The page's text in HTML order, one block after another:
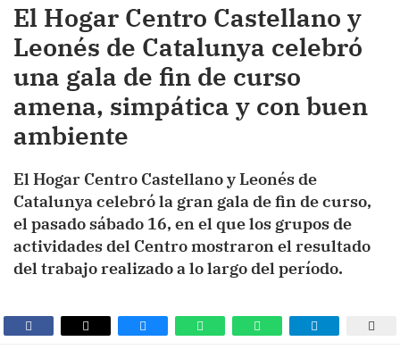
El Hogar Centro Castellano y
Leonés de Catalunya celebró
una gala de fin de curso
amena, simpática y con buen
ambiente
El Hogar Centro Castellano y Leonés de
Catalunya celebró la gran gala de fin de curso,
el pasado sábado 16, en el que los grupos de
actividades del Centro mostraron el resultado
del trabajo realizado a lo largo del período.